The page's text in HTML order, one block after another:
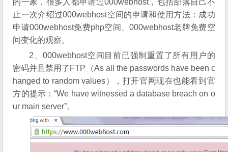
的一家，很多人都申请过000webhost，包括部落自己不
止一次介绍过000webhost空间的申请和使用方法：成功
申请000webhost免费php空间、000webhost老牌免费空
间变化的观察。
2、000webhost空间目前已强制重置了所有用户的
密码并且禁用了FTP（As all the passwords have been c
hanged to random values），打开官网现在也能看到官
方的提示：“We have witnessed a database breach on o
ur main server”。